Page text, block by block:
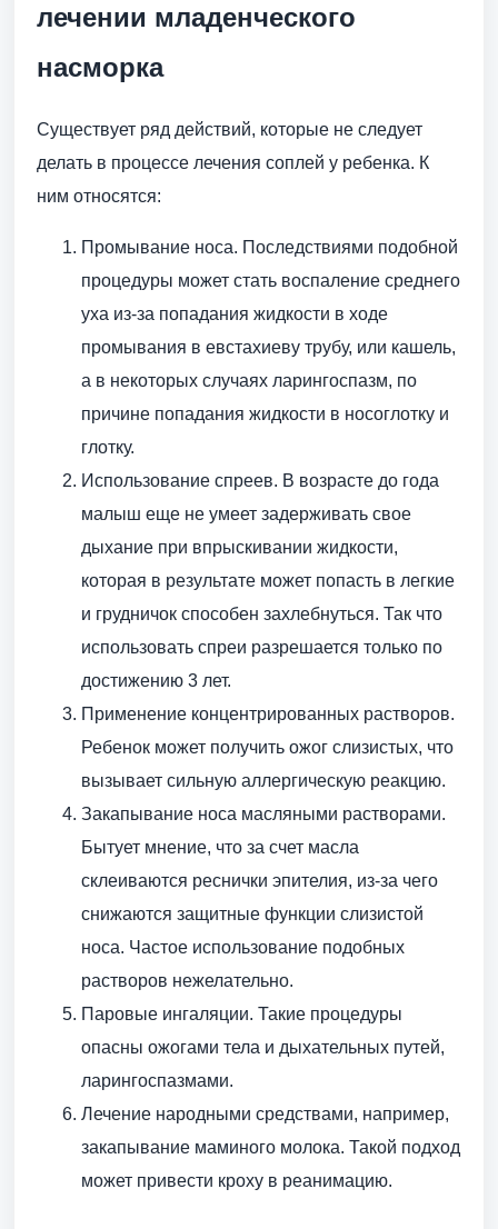
лечении младенческого
насморка
Существует ряд действий, которые не следует
делать в процессе лечения соплей у ребенка. К
ним относятся:
Промывание носа. Последствиями подобной
процедуры может стать воспаление среднего
уха из-за попадания жидкости в ходе
промывания в евстахиеву трубу, или кашель,
а в некоторых случаях ларингоспазм, по
причине попадания жидкости в носоглотку и
глотку.
Использование спреев. В возрасте до года
малыш еще не умеет задерживать свое
дыхание при впрыскивании жидкости,
которая в результате может попасть в легкие
и грудничок способен захлебнуться. Так что
использовать спреи разрешается только по
достижению 3 лет.
Применение концентрированных растворов.
Ребенок может получить ожог слизистых, что
вызывает сильную аллергическую реакцию.
Закапывание носа масляными растворами.
Бытует мнение, что за счет масла
склеиваются реснички эпителия, из-за чего
снижаются защитные функции слизистой
носа. Частое использование подобных
растворов нежелательно.
Паровые ингаляции. Такие процедуры
опасны ожогами тела и дыхательных путей,
ларингоспазмами.
Лечение народными средствами, например,
закапывание маминого молока. Такой подход
может привести кроху в реанимацию.